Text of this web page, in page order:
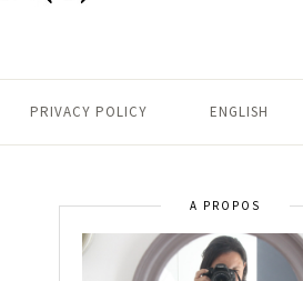
PRIVACY POLICY ENGLISH
A PROPOS